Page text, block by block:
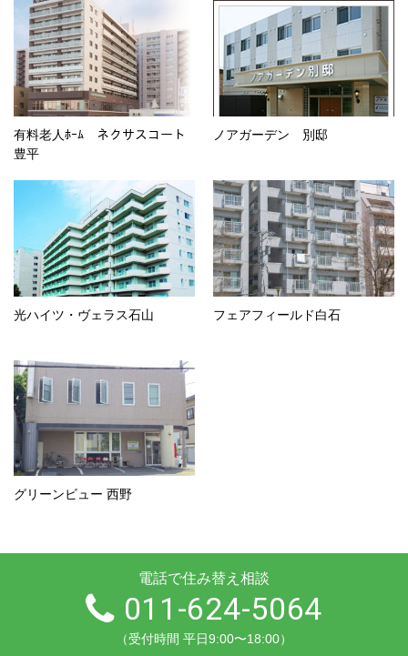
有料老人ﾎｰﾑ ネクサスコート
豊平
ノアガーデン 別邸
光ハイツ・ヴェラス石山 フェアフィールド白石
グリーンビュー 西野
電話で住み替え相談
011-624-5064
（受付時間 平日9:00〜18:00）